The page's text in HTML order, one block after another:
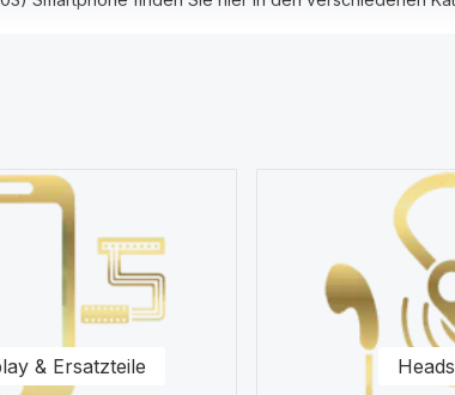
Ersatzteilen für Ihr OnePlus 3T (A3003)
& Ersatzteile